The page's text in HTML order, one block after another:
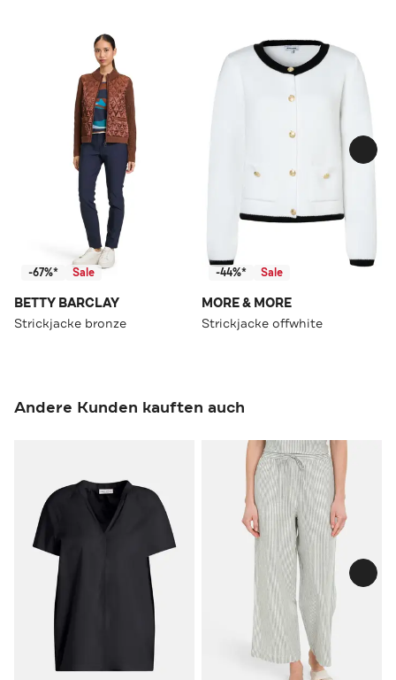
-67%* Sale
BETTY BARCLAY
Strickjacke bronze
-44%* Sale
MORE & MORE
Strickjacke offwhite
Andere Kunden kauften auch